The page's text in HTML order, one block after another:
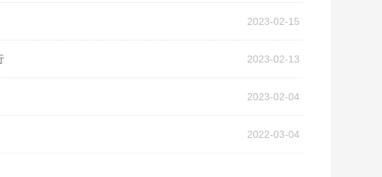
2023-02-15
2023-02-13
2023-02-04
2022-03-04